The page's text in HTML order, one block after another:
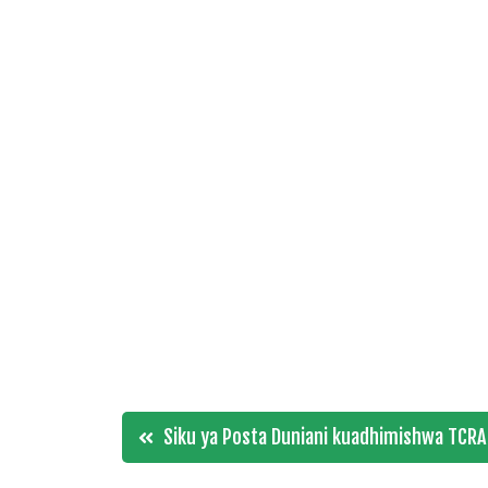
PostSiku ya Posta Duniani kuadhimishwa